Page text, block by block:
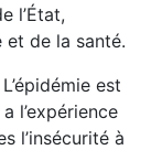
l’État,
et de la santé.
est
l’expérience
l’insécurité à